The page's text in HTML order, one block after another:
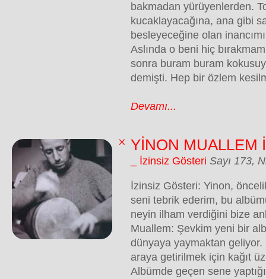
bakmadan yürüyenlerden.
kucaklayacağına, ana gibi
besleyeceğine olan
Aslında o beni hiç
sonra buram buram
demişti. Hep bir özlem
Devamı...
YİNON MUALLEM
_ İzinsiz Gösteri Sayı 173,
İzinsiz Gösteri: Yinon,
seni tebrik ederim, bu
neyin ilham verdiğini bize
Muallem: Şevkim yeni bir
dünyaya yaymaktan
araya getirilmek için kağıt
Albümde geçen sene